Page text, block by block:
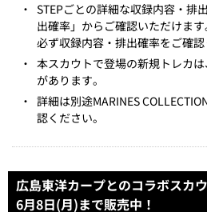
・ STEPごとの詳細な収録内容・排
出確率」からご確認いただけます
必ず収録内容・排出確率をご確認
・ 本スカウトで登場の新規トレカ
があります。
・ 詳細は別途MARINES
認ください。
広島東洋カープとのコラボスカ
6月8日(月)まで販売中！